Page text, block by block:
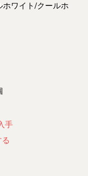
ワイト/クールホ
手